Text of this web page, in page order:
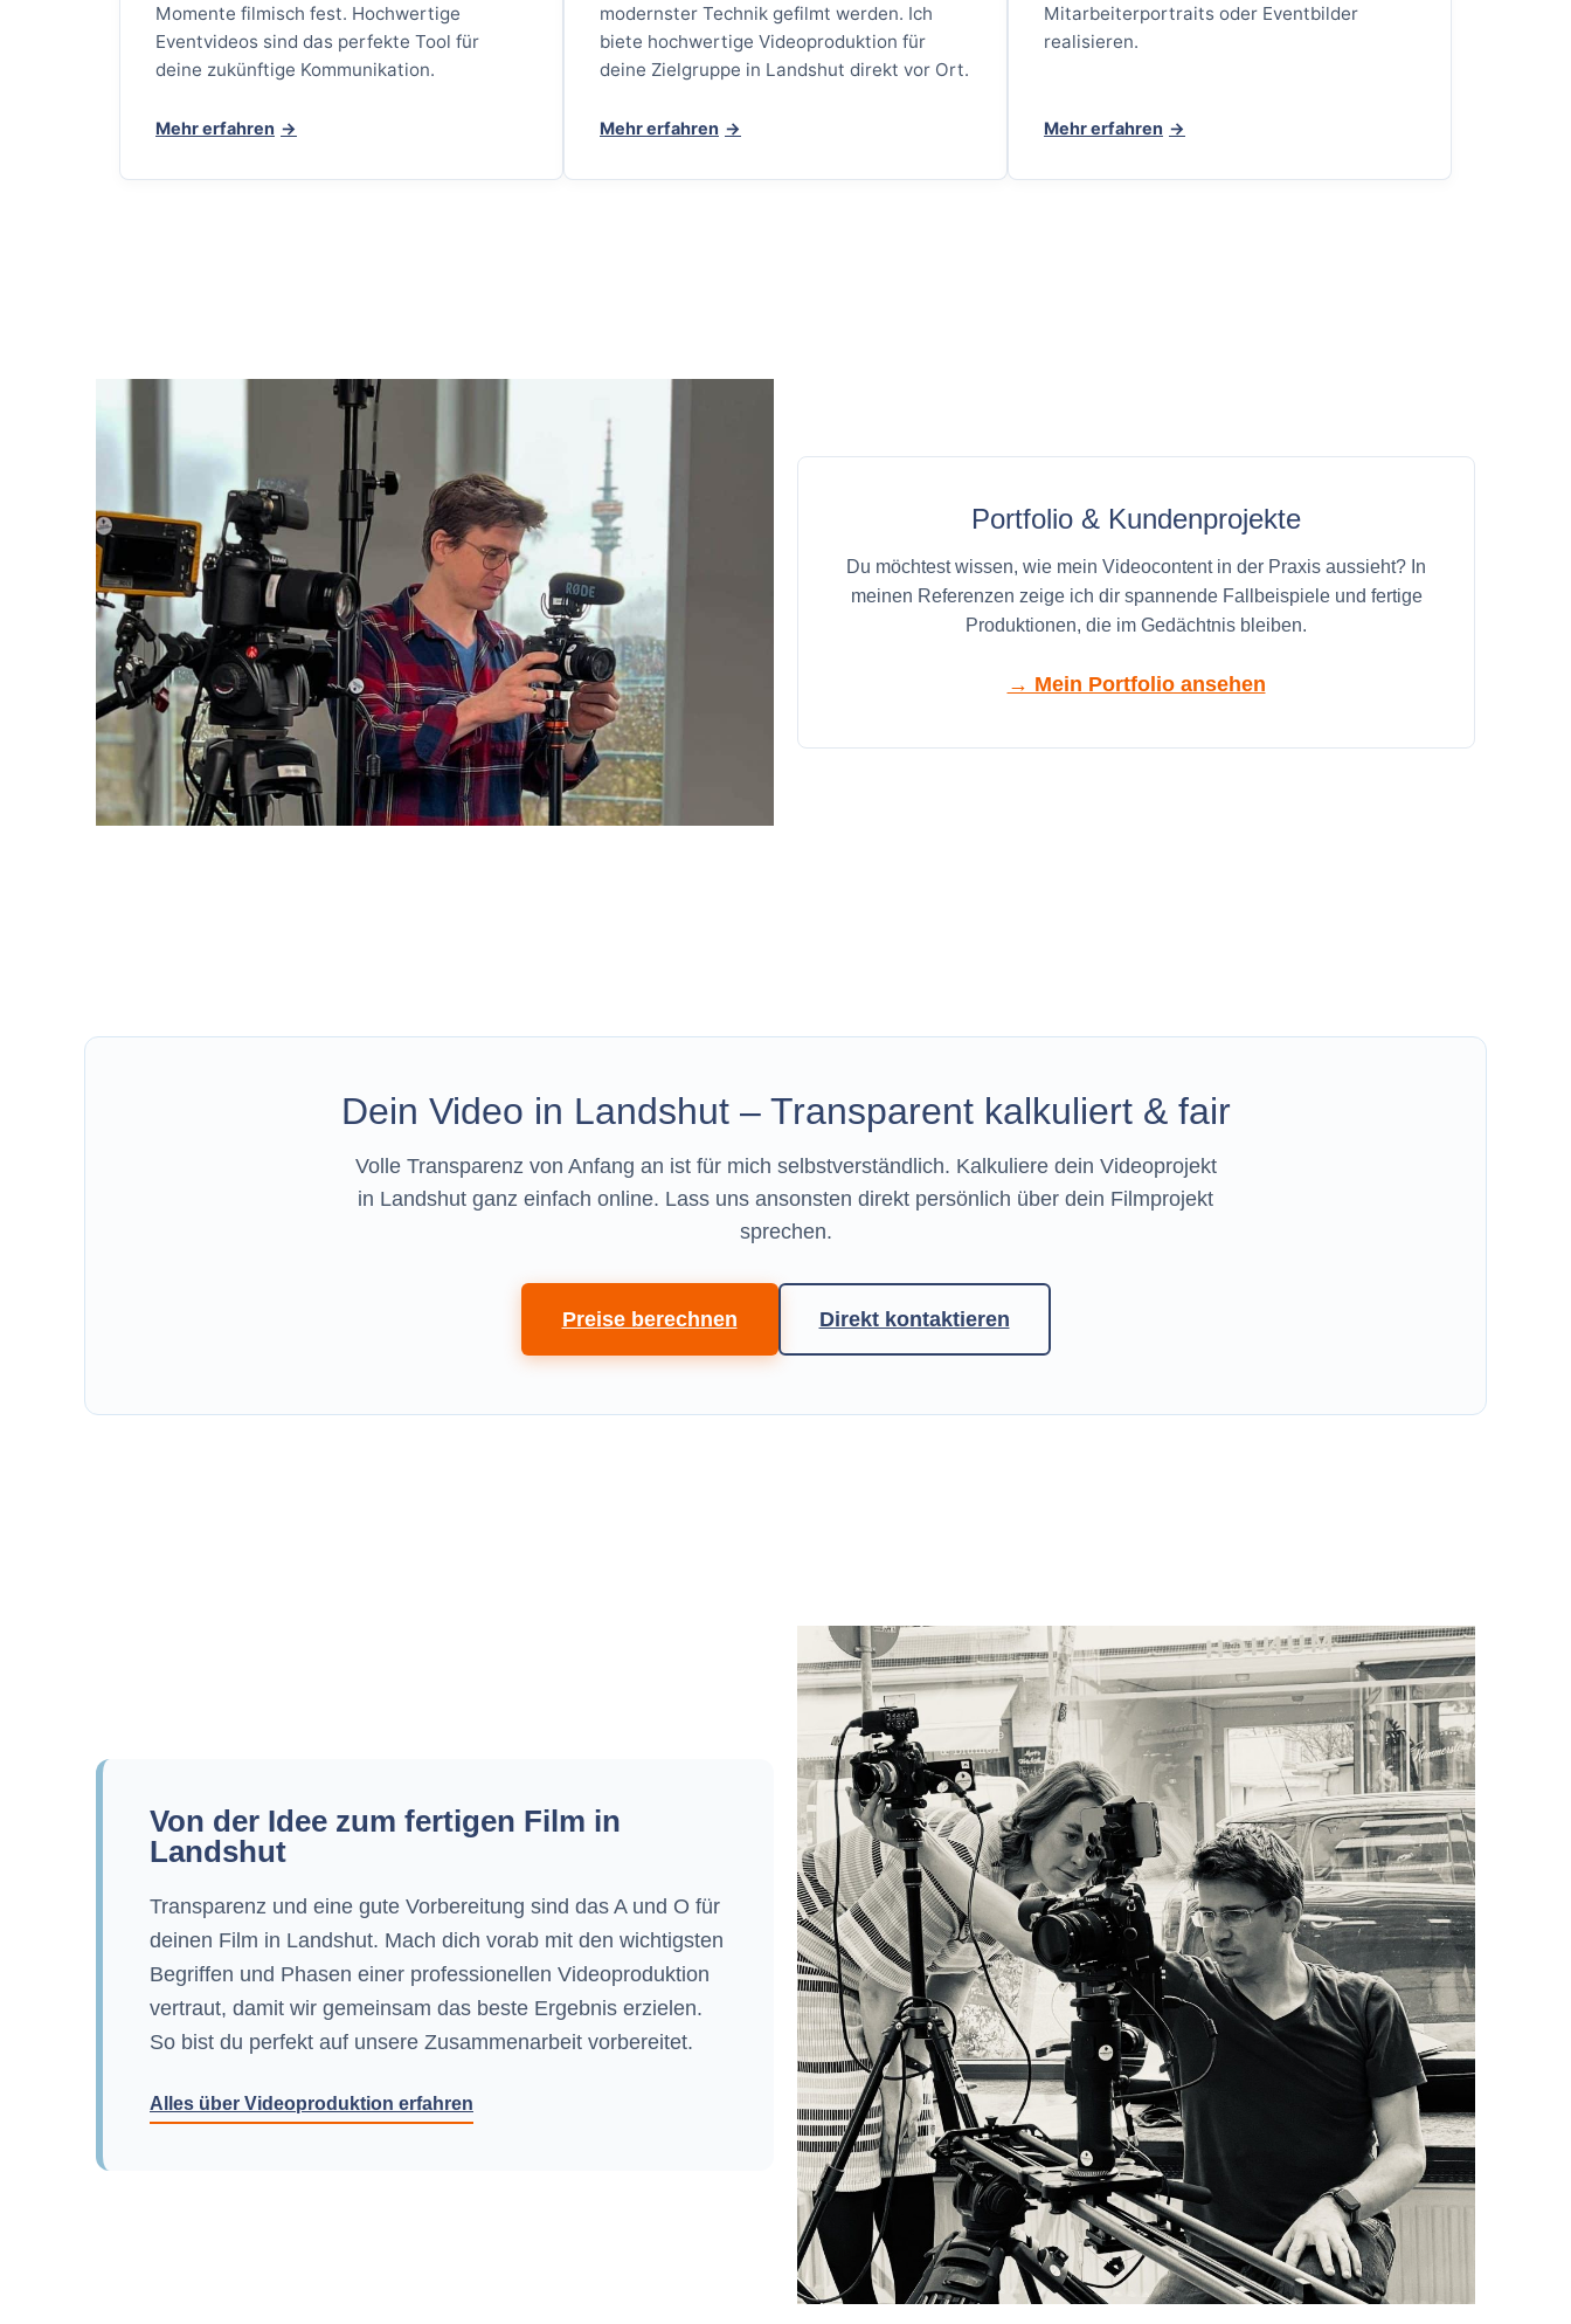
Momente filmisch fest. Hochwertige
Eventvideos sind das perfekte Tool für
deine zukünftige Kommunikation.
Mehr erfahren
modernster Technik gefilmt werden. Ich
biete hochwertige Videoproduktion für
deine Zielgruppe in Landshut direkt vor Ort.
Mehr erfahren
Mitarbeiterportraits oder Eventbilder
realisieren.
Mehr erfahren
Portfolio & Kundenprojekte
Du möchtest wissen, wie mein Videocontent in der Praxis aussieht? In
meinen Referenzen zeige ich dir spannende Fallbeispiele und fertige
Produktionen, die im Gedächtnis bleiben.
→ Mein Portfolio ansehen
Dein Video in Landshut – Transparent kalkuliert & fair
Volle Transparenz von Anfang an ist für mich selbstverständlich. Kalkuliere dein Videoprojekt
in Landshut ganz einfach online. Lass uns ansonsten direkt persönlich über dein Filmprojekt
sprechen.
Preise berechnen Direkt kontaktieren
Von der Idee zum fertigen Film in
Landshut
Transparenz und eine gute Vorbereitung sind das A und O für
deinen Film in Landshut. Mach dich vorab mit den wichtigsten
Begriffen und Phasen einer professionellen Videoproduktion
vertraut, damit wir gemeinsam das beste Ergebnis erzielen.
So bist du perfekt auf unsere Zusammenarbeit vorbereitet.
Alles über Videoproduktion erfahren